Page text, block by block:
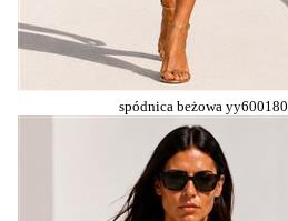
spódnica beżowa yy600180